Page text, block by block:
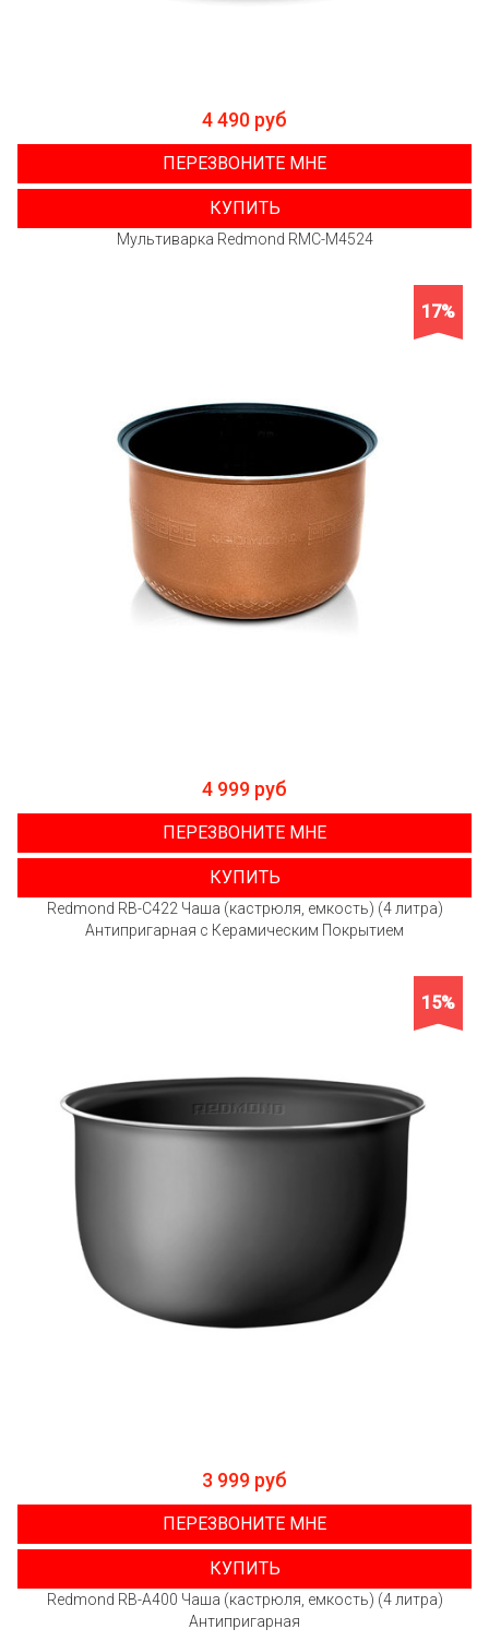
4 490 руб
ПЕРЕЗВОНИТЕ МНЕ
КУПИТЬ
Мультиварка Redmond RMC-M4524
17%
4 999 руб
ПЕРЕЗВОНИТЕ МНЕ
КУПИТЬ
Redmond RB-C422 Чаша (кастрюля, емкость) (4 литра)
Антипригарная с Керамическим Покрытием
15%
3 999 руб
ПЕРЕЗВОНИТЕ МНЕ
КУПИТЬ
Redmond RB-A400 Чаша (кастрюля, емкость) (4 литра)
Антипригарная